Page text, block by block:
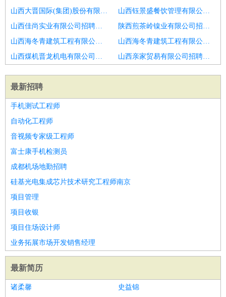
山西大晋国际(集团)股份有限公司招聘日照市招聘工程监理2人
山西钰景盛餐饮管理有限公司招聘国家注册监理工程师证书
山西佳尚实业有限公司招聘监理
陕西煎茶岭镍业有限公司招聘工程监理员
山西海冬青建筑工程有限公司招聘全国监理工程师
山西海冬青建筑工程有限公司招聘隧道专业监理工程师
山西煤机晋龙机电有限公司招聘水运监理员
山西亲家贸易有限公司招聘监理工程师
最新招聘
手机测试工程师
自动化工程师
音视频专家级工程师
富士康手机检测员
成都机场地勤招聘
硅基光电集成芯片技术研究工程师南京
项目管理
项目收银
项目住场设计师
业务拓展市场开发销售经理
最新简历
诸柔馨 史益锦